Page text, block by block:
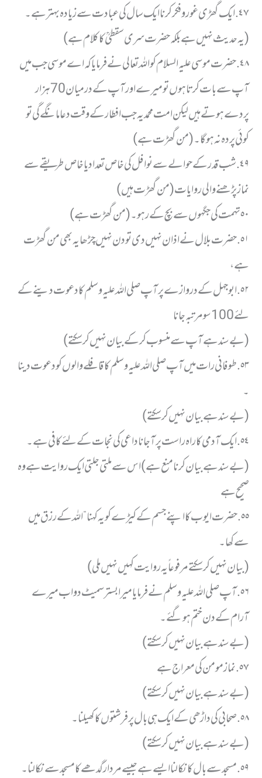
٤٧. ایک گھڑی غور و فکر کرنا ایک سال کی عبادت سے زیادہ بہتر ہے۔
(یہ حدیث نہیں ہے بلکہ حضرت سری سقطیؒ کا کلام ہے)
٤٨. حضرت موسی علیہ السلام کو اللہ تعالی نے فرمایا کہ اے موسی جب میں
آپ سے بات کرتا ہوں تو میرے اور آپ کے درمیان 70 ہزار
پردے ہوتے ہیں لیکن امت محمدیہ جب افطار کے وقت دعا مانگے گی تو
کوئی پردہ نہ ہوگا۔ (من گھڑت ہے)
٤٩. شب قدر کے حوالے سے نوافل کی خاص تعداد یا خاص طریقے سے
نماز پڑھنے والی روایات (من گھڑت ہیں)
٥٠ تہمت کی جگہوں سے بچ کے رہو۔ (من گھڑت ہے)
٥١. حضرت بلال نے اذان نہیں دی تو دن نہیں چڑھا یہ بھی من گھڑت
ہے ،
٥٢. ابو جہل کے دروازے پر آپ صلی اللہ علیہ وسلم کا دعوت دینے کے
لئے 100 سو مرتبہ جانا
( بے سند ہے آپ سے منسوب کر کے بیان نہیں کر سکتے)
٥٣. طوفانی رات میں آپ صلی اللہ علیہ وسلم کا قافلے والوں کو دعوت دینا
۔
( بے سند ہے بیان نہیں کر سکتے)
٥٤. ایک آدمی کا راہ راست پر آجانا داعی کی نجات کے لئے کافی ہے ۔
( بے سند ہے بیان کرنا منع ہے) اس سے ملتی جلتی ایک روایت ہے وہ
صحیح ہے
٥٥. حضرت ایوب کا اپنے جسم کے کیڑے کو یہ کہنا ” اللہ کے رزق میں
سے کھا ۔
( بیان نہیں کر سکتے مرفوعاً یہ روایت کہیں نہیں ملی)
٥٦. آپ صلی اللہ علیہ وسلم نے فرمایا میرا بستر سمیٹ دو اب میرے
آرام کے دن ختم ہو گئے۔
( بے سند ہے بیان نہیں کر سکتے)
٥٧. نماز مومن کی معراج ہے
( بے سند ہے بیان نہیں کر سکتے)
٥٨. صحابی کی داڑھی کے ایک ہی بال پر فرشتوں کا کھیلنا ۔
( بے سند ہے بیان نہیں کر سکتے)
٥٩. مسجد سے بال کا نکالنا ایسے ہے جیسے مردار گدھے کا مسجد سے نکالنا ۔